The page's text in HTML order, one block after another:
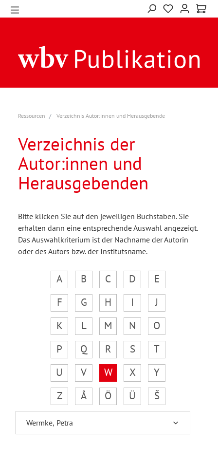
Ressourcen Verzeichnis Autor:innen und Herausgebende
Verzeichnis der
Autor:innen und
Herausgebenden
Bitte klicken Sie auf den jeweiligen Buchstaben. Sie
erhalten dann eine entsprechende Auswahl angezeigt.
Das Auswahlkriterium ist der Nachname der Autorin
oder des Autors bzw. der Institutsname.
A B C D
E
F
G H I
J
K
L M N
O
P
Q R S
T
U
V W X
Y
Z
Å Ö Ü Š